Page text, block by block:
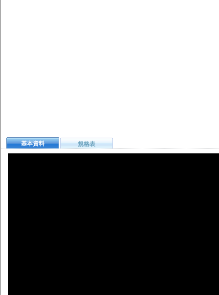
基本資料 規格表